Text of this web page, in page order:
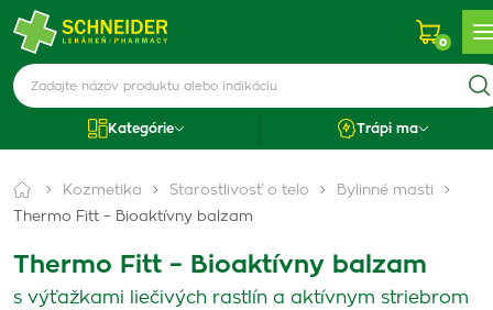
0
Kategórie Trápi ma
Kozmetika Starostlivosť o telo
Bylinné masti
Thermo Fitt – Bioaktívny balzam
Thermo Fitt – Bioaktívny balzam
s výťažkami liečivých rastlín a aktívnym striebrom